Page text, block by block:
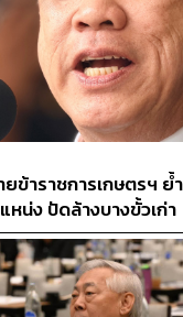
ข้าราชการเกษตรฯ
หน่ง ปัดล้างบางขั้วเก่า